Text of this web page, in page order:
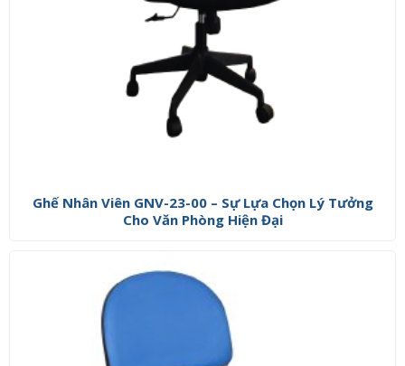
Ghế Nhân Viên GNV-23-00 – Sự Lựa Chọn Lý Tưởng
Cho Văn Phòng Hiện Đại